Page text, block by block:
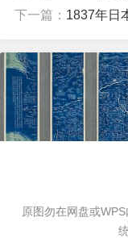
下一篇： 1837年日
原图勿在网盘或